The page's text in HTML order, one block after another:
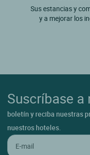
Sus estancias y
y a mejorar los
Suscríbase a
boletín y reciba nuestras
nuestros hoteles.